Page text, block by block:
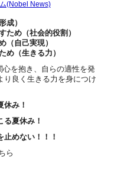
(Nobel News)
成）
ため（社会的役割）
（自己実現）
め（生きる力）
を抱き、自らの適性を発
り良く生きる力を身につけ
休み！
る夏休み！
止めない！！！
ら